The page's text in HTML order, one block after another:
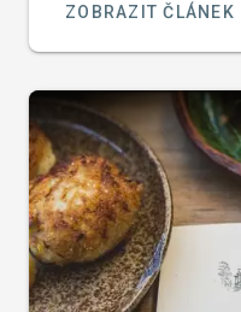
takové jídlo popisuje,
tomu má vlohy.
tento úkol raději
konzultantovi.
ZOBRAZIT ČLÁNEK